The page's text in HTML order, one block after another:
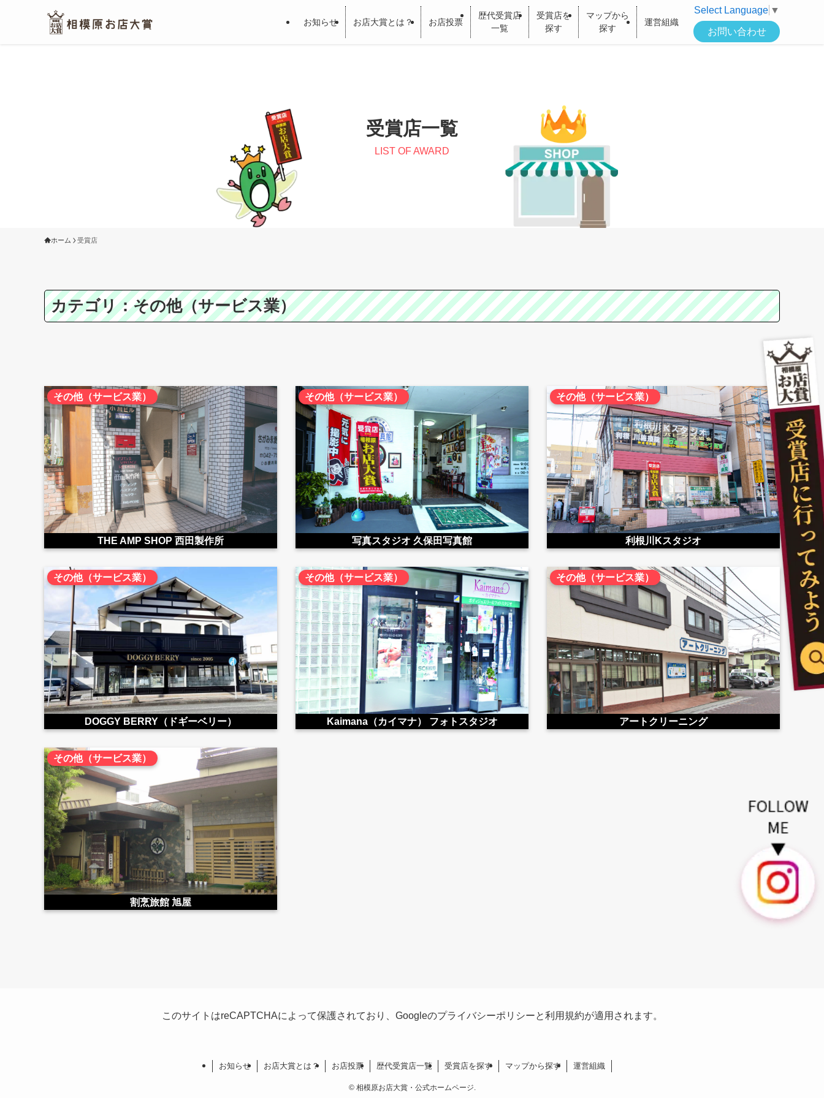
お知らせ お店大賞とは？ お店投票
歴代受賞店
一覧
受賞店を
探す
マップから
探す
運営組織
Select Language ▼
お問い合わせ
受賞店一覧
LIST OF AWARD
ホーム 受賞店
カテゴリ：その他（サービス業）
THE AMP SHOP 西田製作所
その他（サービス業）
写真スタジオ 久保田写真館
その他（サービス業）
利根川Kスタジオ
その他（サービス業）
DOGGY BERRY（ドギーベリー）
その他（サービス業）
Kaimana（カイマナ） フォトスタジオ
その他（サービス業）
アートクリーニング
その他（サービス業）
割烹旅館 旭屋
その他（サービス業）
このサイトはreCAPTCHAによって保護されており、Googleのプライバシーポリシーと利用規約が適用されます。
お知らせ お店大賞とは？ お店投票 歴代受賞店一覧 受賞店を探す マップから探す 運営組織
©相模原お店大賞・公式ホームページ.